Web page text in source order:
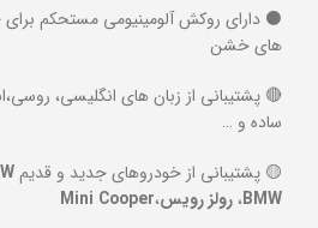
⚫ دارای روکش آلومینیومی مستحکم
های خشن
🔴 پشتیبانی از زبان های انگلیسی،
ساده و …
🟡 پشتیبانی از خودروهای جدید و قدیم
BMW، رولز رویس،Mini Cooper